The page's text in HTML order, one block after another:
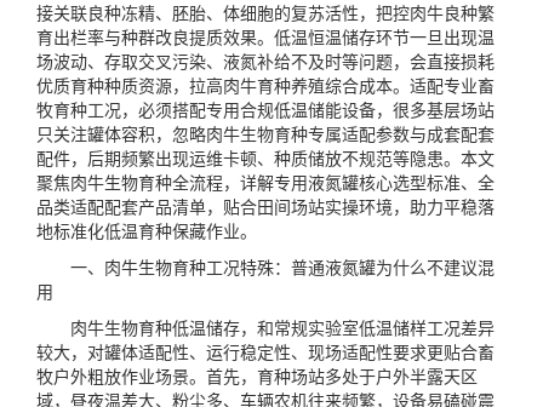
接关联良种冻精、胚胎、体细胞的复苏活性，把控肉牛良种繁
育出栏率与种群改良提质效果。低温恒温储存环节一旦出现温
场波动、存取交叉污染、液氮补给不及时等问题，会直接损耗
优质育种种质资源，拉高肉牛育种养殖综合成本。适配专业畜
牧育种工况，必须搭配专用合规低温储能设备，很多基层场站
只关注罐体容积，忽略肉牛生物育种专属适配参数与成套配套
配件，后期频繁出现运维卡顿、种质储放不规范等隐患。本文
聚焦肉牛生物育种全流程，详解专用液氮罐核心选型标准、全
品类适配配套产品清单，贴合田间场站实操环境，助力平稳落
地标准化低温育种保藏作业。
一、肉牛生物育种工况特殊：普通液氮罐为什么不建议混
用
肉牛生物育种低温储存，和常规实验室低温储样工况差异
较大，对罐体适配性、运行稳定性、现场适配性要求更贴合畜
牧户外粗放作业场景。首先，育种场站多处于户外半露天区
域，昼夜温差大、粉尘多、车辆农机往来频繁，设备易磕碰震